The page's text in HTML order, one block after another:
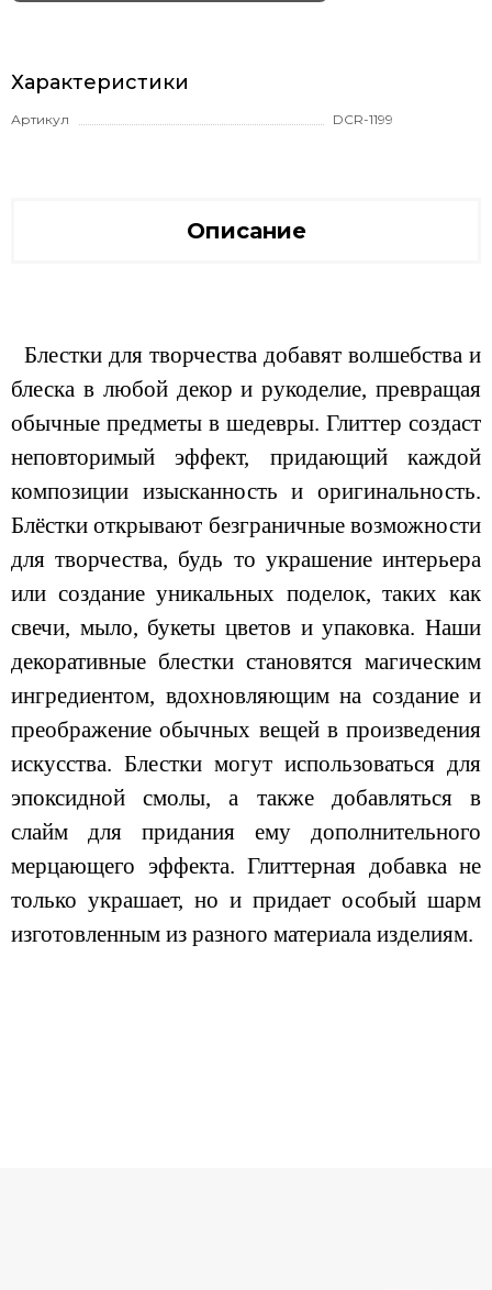
Характеристики
Артикул DCR-1199
Описание
Блестки для творчества добавят волшебства и
блеска в любой декор и рукоделие, превращая
обычные предметы в шедевры. Глиттер создаст
неповторимый эффект, придающий каждой
композиции изысканность и оригинальность.
Блёстки открывают безграничные возможности
для творчества, будь то украшение интерьера
или создание уникальных поделок, таких как
свечи, мыло, букеты цветов и упаковка. Наши
декоративные блестки становятся магическим
ингредиентом, вдохновляющим на создание и
преображение обычных вещей в произведения
искусства. Блестки могут использоваться для
эпоксидной смолы, а также добавляться в
слайм для придания ему дополнительного
мерцающего эффекта. Глиттерная добавка не
только украшает, но и придает особый шарм
изготовленным из разного материала изделиям.